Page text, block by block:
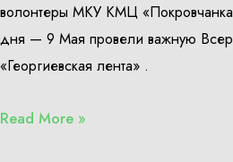
волонтеры МКУ КМЦ
дня — 9 Мая провели важную
«Георгиевская лента» .
Read More »